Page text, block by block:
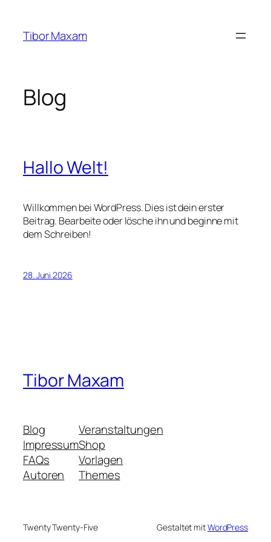
springen
Tibor Maxam
Blog
Hallo Welt!
Willkommen bei WordPress. Dies ist dein erster
Beitrag. Bearbeite oder lösche ihn und beginne mit
dem Schreiben!
28. Juni 2026
Tibor Maxam
Blog
Impressum
FAQs
Autoren
Veranstaltungen
Shop
Vorlagen
Themes
Twenty Twenty-Five Gestaltet mitWordPress